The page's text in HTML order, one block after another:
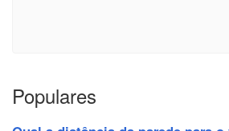
Populares